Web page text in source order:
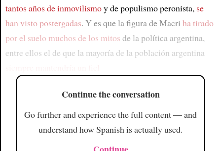
tantos años de inmovilismoy de populismo peronista, se
han visto postergadas. Y es que la figura de Macri ha tirado
por el suelo muchos de los mitos de la política argentina,
entre ellos el de que la mayoría de la población argentina
Continue the conversation
Go further and experience the full content — and
understand how Spanish is actually used.